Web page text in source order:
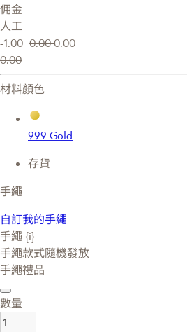
佣金
人工
-1.00 0.000.00
0.00
材料顏色
999 Gold
存貨
手繩
自訂我的手繩
手繩 {i}
手繩款式隨機發放
手繩禮品
數量